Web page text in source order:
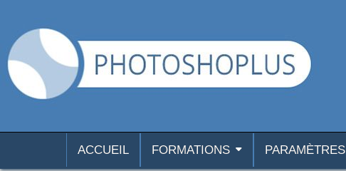
ACCUEIL FORMATIONS PARAMÈTRES